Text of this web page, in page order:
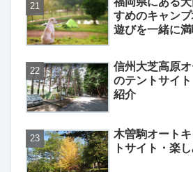
すめのキャンプ
遊びを一緒に
信州大芝高原
のテントサイ
紹介
木曽駒オート
トサイト・楽